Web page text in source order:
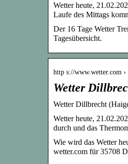
Wetter heute,
Laufe des Mittags
Der 16 Tage Wetter
Tagesübersicht.
http s://www.wetter.com
Wetter
Wetter Dillbrecht
Wetter heute,
durch und das
Wie wird das Wetter
wetter.com für 35708